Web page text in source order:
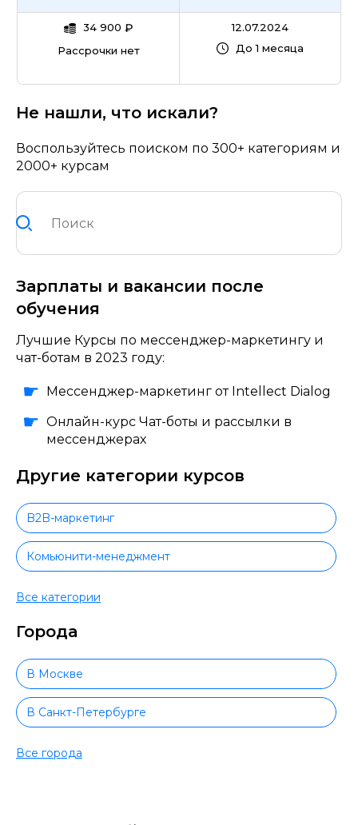
34 900 ₽
Рассрочки нет
12.07.2024
До 1 месяца
Не нашли, что искали?
Воспользуйтесь поиском по 300+ категориям и
2000+ курсам
Зарплаты и вакансии после
обучения
Лучшие Курсы по мессенджер-маркетингу и
чат-ботам в 2023 году:
Мессенджер-маркетинг от Intellect Dialog
Онлайн-курс Чат-боты и рассылки в
мессенджерах
Другие категории курсов
B2B-маркетинг
Комьюнити-менеджмент
Контент-менеджер
Продвижение на маркетплейсах
Создание чат-ботов
Создание и продвижение интернет-магазина
Таргетолог
Все категории
Города
В Москве
В Санкт-Петербурге
В Новосибирске
Все города